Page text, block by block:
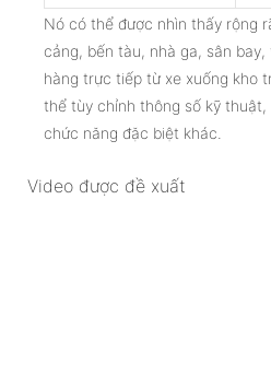
Nó có thể được nhìn thấy rộng
cảng, bến tàu, nhà ga, sân
hàng trực tiếp từ xe xuống kho
thể tùy chỉnh thông số kỹ
chức năng đặc biệt khác.
Video được đề xuất